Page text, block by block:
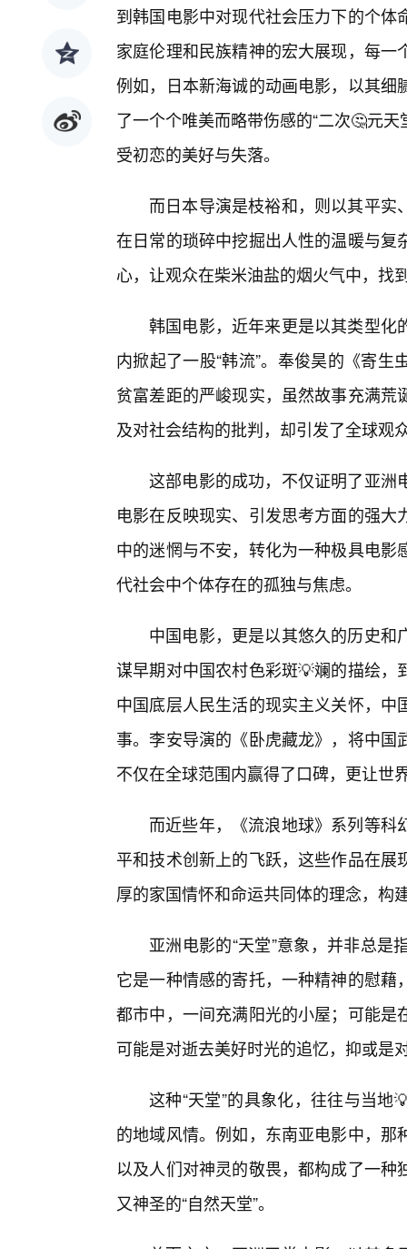
到韩国电影中对现代社会压力下的个
家庭伦理和民族精神的宏大展现，每
例如，日本新海诚的动画电影，以其
了一个个唯美而略带伤感的“二次🤔元
受初恋的美好与失落。
而日本导演是枝裕和，则以其平
在日常的琐碎中挖掘出人性的温暖与
心，让观众在柴米油盐的烟火气中，找
韩国电影，近年来更是以其类型化
内掀起了一股“韩流”。奉俊昊的《寄
贫富差距的严峻现实，虽然故事充满
及对社会结构的批判，却引发了全球观
这部电影的成功，不仅证明了亚洲
电影在反映现实、引发思考方面的强
中的迷惘与不安，转化为一种极具电
代社会中个体存在的孤独与焦虑。
中国电影，更是以其悠久的历史
谋早期对中国农村色彩斑💡斓的描绘
中国底层人民生活的现实主义关怀，
事。李安导演的《卧虎藏龙》，将中
不仅在全球范围内赢得了口碑，更让世
而近些年，《流浪地球》系列等
平和技术创新上的飞跃，这些作品在
厚的家国情怀和命运共同体的理念，构
亚洲电影的“天堂”意象，并非总
它是一种情感的寄托，一种精神的慰
都市中，一间充满阳光的小屋；可能
可能是对逝去美好时光的追忆，抑或是
这种“天堂”的具象化，往往与当
的地域风情。例如，东南亚电影中，
以及人们对神灵的敬畏，都构成了一
又神圣的“自然天堂”。